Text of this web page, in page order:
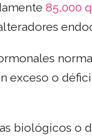
85,000
exceso o
biológicos o